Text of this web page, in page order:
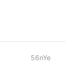
56nYe